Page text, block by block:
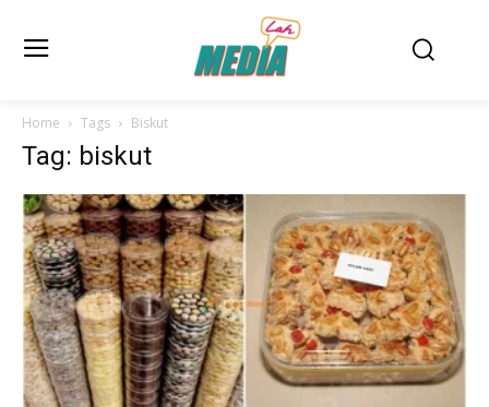
Home Tags Biskut
Tag: biskut